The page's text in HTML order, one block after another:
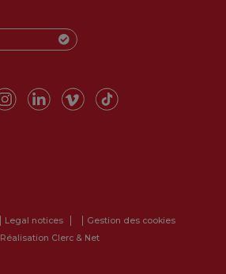
Legal notices
Gestion des cookies
Réalisation Clerc & Net